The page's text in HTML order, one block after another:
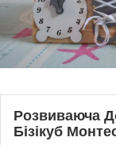
Розвиваюча
Бізікуб